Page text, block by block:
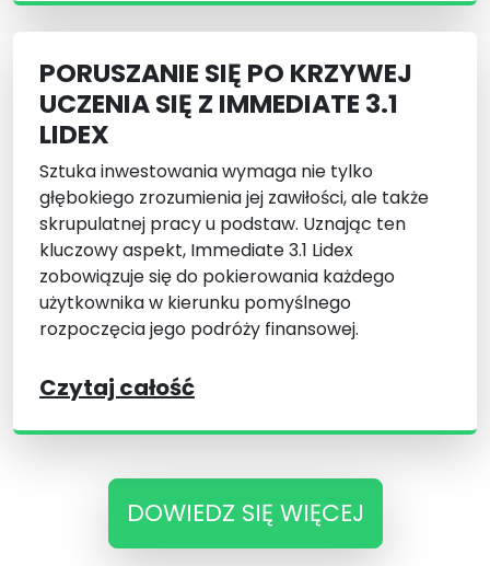
PORUSZANIE SIĘ PO KRZYWEJ
UCZENIA SIĘ Z IMMEDIATE 3.1
LIDEX
Sztuka inwestowania wymaga nie tylko
głębokiego zrozumienia jej zawiłości, ale także
skrupulatnej pracy u podstaw. Uznając ten
kluczowy aspekt, Immediate 3.1 Lidex
zobowiązuje się do pokierowania każdego
użytkownika w kierunku pomyślnego
rozpoczęcia jego podróży finansowej.
Czytaj całość
DOWIEDZ SIĘ WIĘCEJ